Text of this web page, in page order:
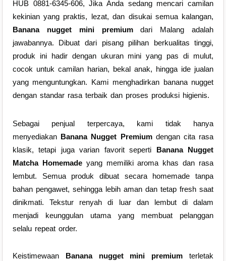
HUB 0881-6345-606, Jika Anda sedang mencari camilan
kekinian yang praktis, lezat, dan disukai semua kalangan,
Banana nugget mini premiumdari Malang adalah
jawabannya. Dibuat dari pisang pilihan berkualitas tinggi,
produk ini hadir dengan ukuran mini yang pas di mulut,
cocok untuk camilan harian, bekal anak, hingga ide jualan
yang menguntungkan. Kami menghadirkan banana nugget
dengan standar rasa terbaik dan proses produksi higienis.
Sebagai penjual terpercaya, kami tidak hanya
menyediakan Banana Nugget Premiumdengan cita rasa
klasik, tetapi juga varian favorit seperti Banana Nugget
Matcha Homemadeyang memiliki aroma khas dan rasa
lembut. Semua produk dibuat secara homemade tanpa
bahan pengawet, sehingga lebih aman dan tetap fresh saat
dinikmati. Tekstur renyah di luar dan lembut di dalam
menjadi keunggulan utama yang membuat pelanggan
selalu repeat order.
Keistimewaan Banana nugget mini premium terletak